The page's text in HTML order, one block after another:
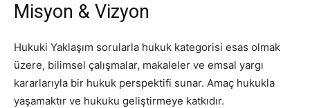
Misyon & Vizyon
Hukuki Yaklaşım sorularla hukuk kategorisi esas olmak
üzere, bilimsel çalışmalar, makaleler ve emsal yargı
kararlarıyla bir hukuk perspektifi sunar. Amaç hukukla
yaşamaktır ve hukuku geliştirmeye katkıdır.